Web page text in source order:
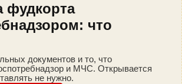
фудкорта
что
документов и то, что
и МЧС. Открывается
не нужно.